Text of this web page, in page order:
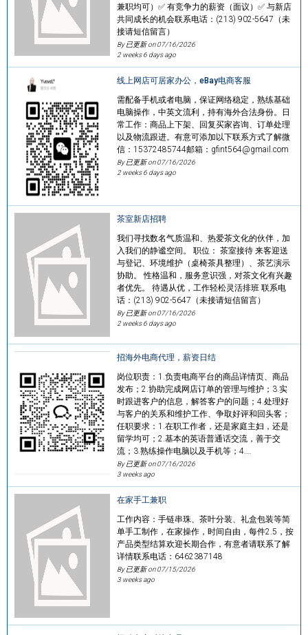
兼职均可）✅ 有竞争力的薪资（面议）✅ 与新店
共同成长的机会联系电话：(213) 902-5647（未
接请短信留言）
By 已更新 on07/16/2026
2 weeks 6 days ago
线上网店可居家办公，eBay电商客服
需配备手机或者电脑，保证网络稳定，熟练基础
电脑操作，中英文流利，持有海外合法身份。日
常工作：商品上下架、回复买家咨询、订单处理
以及物流跟进。有意可添加以下联系方式了解微
信：15372485744邮箱：gfint564@gmail.com
By 已更新 on07/16/2026
2 weeks 6 days ago
茶室新店招聘
我们寻找数名气质温和、热爱茶文化的伙伴，加
入我们的静谧空间。 职位： 茶室接待 来客迎送
与登记、环境维护（桌椅茶具整理）、茶艺演示
协助。 性格温和，服务意识强，对茶文化有兴趣
者优先。 待遇从优，工作轻松灵活排班 联系电
话：(213) 902-5647（未接请短信留言）
By 已更新 on07/16/2026
2 weeks 6 days ago
招海外电商代理，薪资日结
岗位职责：1.负责电商平台的商品详情页、商品
发布；2.协助完成网店订单的管理与维护；3.实
时跟进客户的信息，解答客户的问题；4.处理好
与客户的关系和维护工作、争取好评和回头客；
任职要求：1.在职工作者，还是家庭主妇，还是
留学均可；2.基本的英语普通话交流，善于交
流；3.熟练操作电脑以及手机等；4.…
By 已更新 on07/16/2026
3 weeks ago
在家手工兼职
工作内容：手链串珠、茶叶分装、礼盒包装等简
单手工制作，在家操作，时间自由，每件2.5，按
产品类型结算欢迎长期合作，有意者请联系了解
详情联系电话：6462387148
By 已更新 on07/15/2026
3 weeks ago